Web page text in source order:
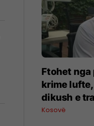
Ftohet nga
krime
dikush e
Kosovë